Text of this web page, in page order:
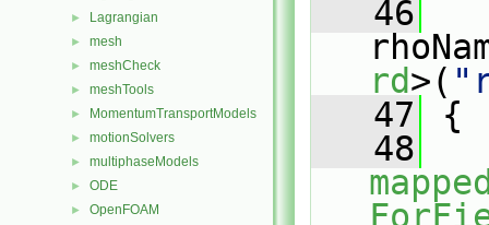
► Lagrangian
► mesh
► meshCheck
► meshTools
► MomentumTransportModels
► motionSolvers
► multiphaseModels
► ODE
► OpenFOAM
   46
rd>(
   47
{
   48